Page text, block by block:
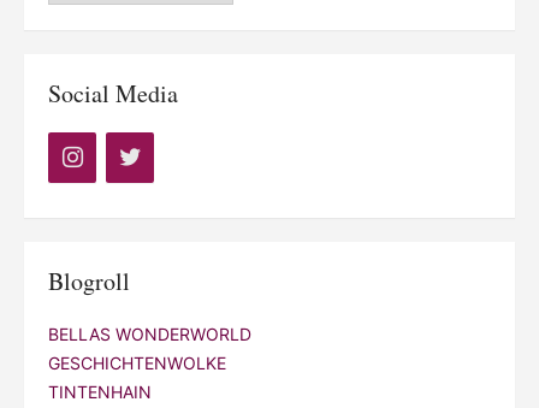
Social Media
Blogroll
BELLAS WONDERWORLD
GESCHICHTENWOLKE
TINTENHAIN